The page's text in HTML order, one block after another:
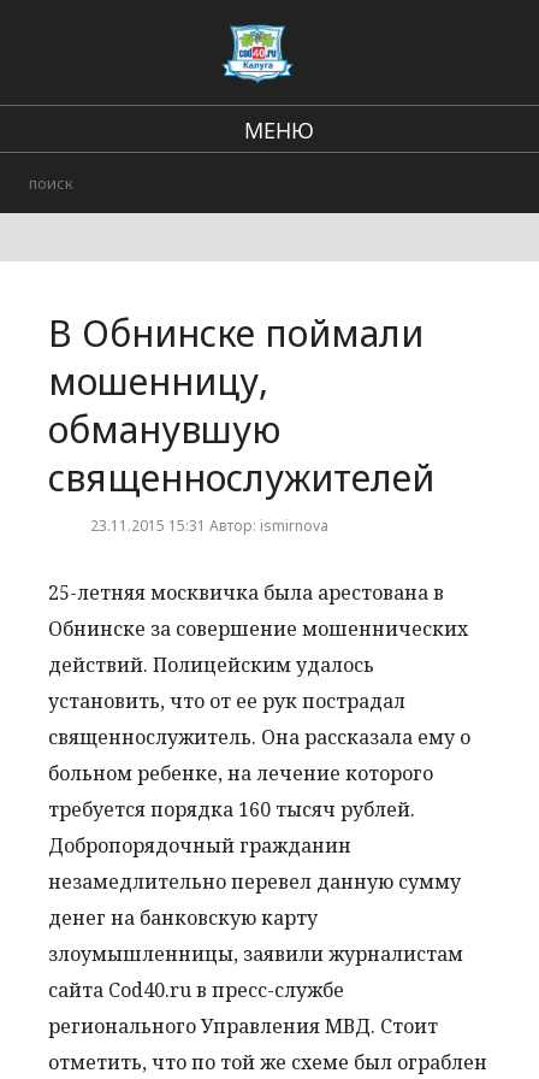
МЕНЮ
Происшествия
В Обнинске поймали
мошенницу,
обманувшую
священнослужителей
23.11.2015 15:31 Автор: ismirnova
25-летняя москвичка была арестована в
Обнинске за совершение мошеннических
действий. Полицейским удалось
установить, что от ее рук пострадал
священнослужитель. Она рассказала ему о
больном ребенке, на лечение которого
требуется порядка 160 тысяч рублей.
Добропорядочный гражданин
незамедлительно перевел данную сумму
денег на банковскую карту
злоумышленницы, заявили журналистам
сайта Cod40.ru в пресс-службе
регионального Управления МВД. Стоит
отметить, что по той же схеме был ограблен